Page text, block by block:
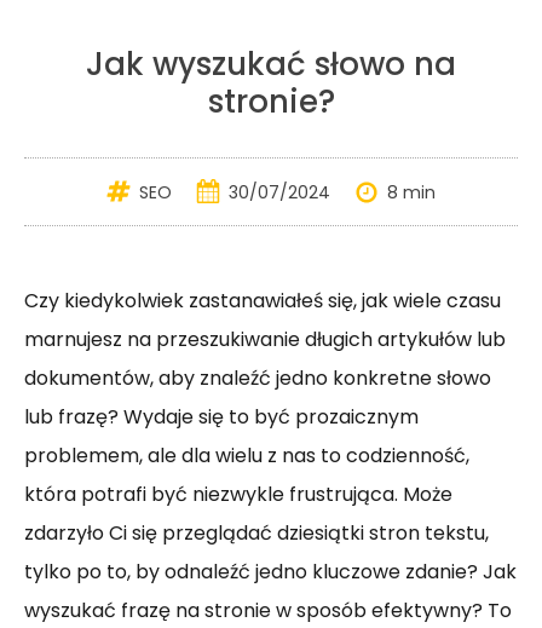
Jak wyszukać słowo na
stronie?
SEO 30/07/2024 8 min
Czy kiedykolwiek zastanawiałeś się, jak wiele czasu
marnujesz na przeszukiwanie długich artykułów lub
dokumentów, aby znaleźć jedno konkretne słowo
lub frazę? Wydaje się to być prozaicznym
problemem, ale dla wielu z nas to codzienność,
która potrafi być niezwykle frustrująca. Może
zdarzyło Ci się przeglądać dziesiątki stron tekstu,
tylko po to, by odnaleźć jedno kluczowe zdanie? Jak
wyszukać frazę na stronie w sposób efektywny? To